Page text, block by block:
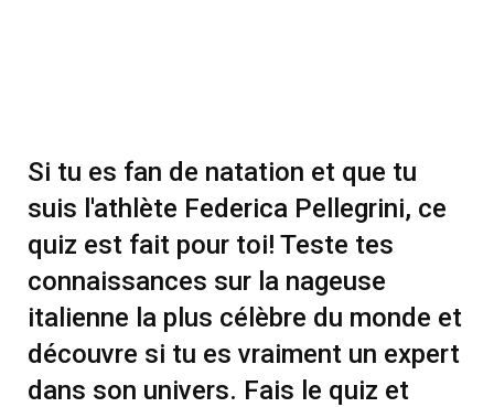
Si tu es fan de natation et que tu
suis l'athlète Federica Pellegrini, ce
quiz est fait pour toi! Teste tes
connaissances sur la nageuse
italienne la plus célèbre du monde et
découvre si tu es vraiment un expert
dans son univers. Fais le quiz et